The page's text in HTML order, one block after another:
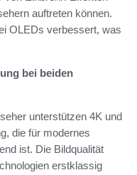
auftreten können.
OLEDs verbessert, was
bei beiden
unterstützen 4K und
die für modernes
ist. Die Bildqualität
erstklassig